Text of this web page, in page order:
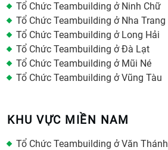
Tổ Chức Teambuilding ở Ninh Chữ
Tổ Chức Teambuilding ở Nha Trang
Tổ Chức Teambuilding ở Long Hải
Tổ Chức Teambuilding ở Đà Lạt
Tổ Chức Teambuilding ở Mũi Né
Tổ Chức Teambuilding ở Vũng Tàu
KHU VỰC MIỀN NAM
Tổ Chức Teambuilding ở Văn Thánh